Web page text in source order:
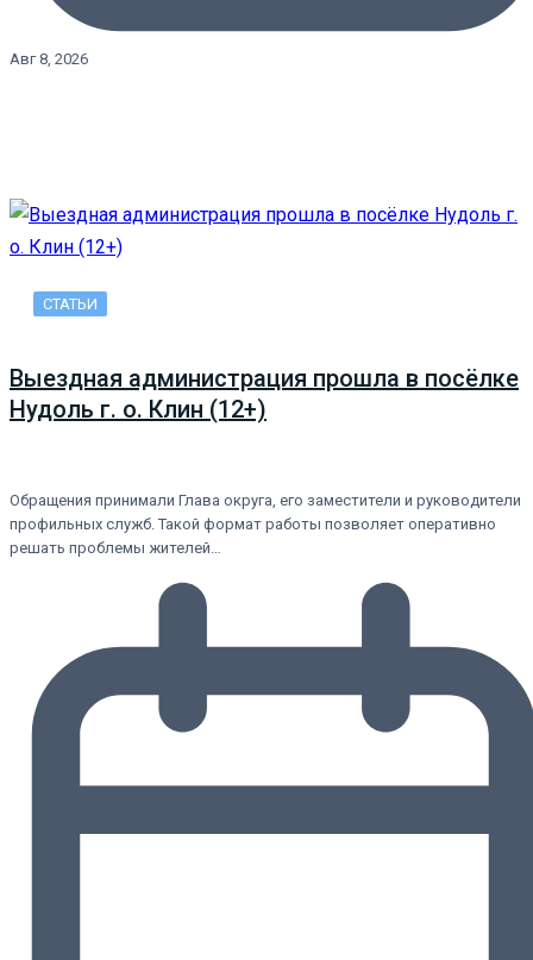
Авг 8, 2026
СТАТЬИ
Выездная администрация прошла в посёлке
Нудоль г. о. Клин (12+)
Обращения принимали Глава округа, его заместители и руководители
профильных служб. Такой формат работы позволяет оперативно
решать проблемы жителей…